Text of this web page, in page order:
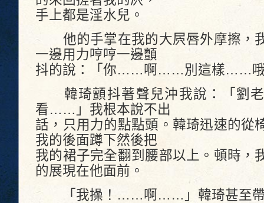
手上都是淫水兒。
他的手掌在我的大屄唇外摩擦，
一邊用力哼哼一邊顫
抖的說：「你……啊……別這樣……
韓琦顫抖著聲兒沖我說：「劉
看……」我根本說不出
話，只用力的點點頭。韓琦迅速的從
我的後面蹲下然後把
我的裙子完全翻到腰部以上。頓時，
的展現在他面前。
「我操！……啊……」韓琦甚至帶